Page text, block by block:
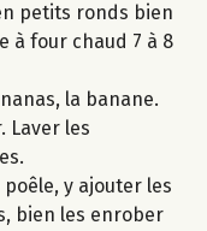
petits ronds bien
à four chaud 7 à 8
la banane.
Laver les
y ajouter les
bien les enrober